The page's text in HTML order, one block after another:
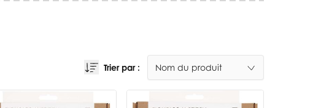
Trier par :